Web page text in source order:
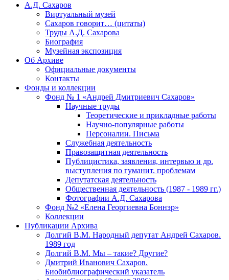
А.Д. Сахаров
Виртуальный музей
Сахаров говорит… (цитаты)
Труды А.Д. Сахарова
Биография
Музейная экспозиция
Об Архиве
Официальные документы
Контакты
Фонды и коллекции
Фонд № 1 «Андрей Дмитриевич Сахаров»
Научные труды
Теоретические и прикладные работы
Научно-популярные работы
Персоналии. Письма
Служебная деятельность
Правозащитная деятельность
Публицистика, заявления, интервью и др.
выступления по гуманит. проблемам
Депутатская деятельность
Общественная деятельность (1987 - 1989 гг.)
Фотографии А.Д. Сахарова
Фонд №2 «Елена Георгиевна Боннэр»
Коллекции
Публикации Архива
Долгий В.М. Народный депутат Андрей Сахаров.
1989 год
Долгий В.М. Мы – такие? Другие?
Дмитрий Иванович Сахаров.
Биобиблиографический указатель